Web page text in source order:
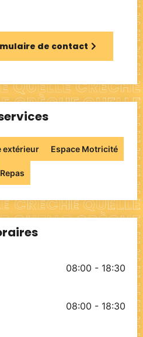
de contact
extérieur Espace Motricité
Repas
08:00 - 18:30
08:00 - 18:30